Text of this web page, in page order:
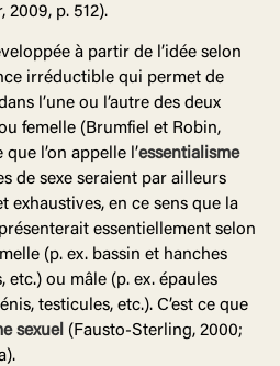
2009, p. 512).
à partir de l’idée selon
irréductible qui permet de
l’une ou l’autre des deux
femelle (Brumfiel et Robin,
l’on appelle l’essentialisme
de sexe seraient par ailleurs
exhaustives, en ce sens que la
essentiellement selon
(p. ex. bassin et hanches
etc.) ou mâle (p. ex. épaules
testicules, etc.). C’est ce que
sexuel (Fausto-Sterling, 2000;